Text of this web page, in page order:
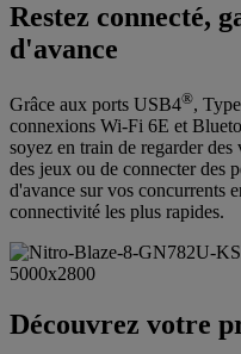
Restez connecté,
d'avance
Grâce aux ports USB4®,
connexions Wi-Fi 6E et
soyez en train de regarder
des jeux ou de connecter des
d'avance sur vos concurrents
connectivité les plus rapides.
Découvrez votre